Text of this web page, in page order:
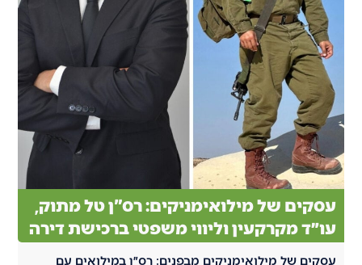
עסקים של מילואימניקים: רס"ן טל מתוק,
עו״ד מקרקעין וליווי משפטי ברכישת דירה
עסקים של מילואימניקים מבפנים: רס״ן במילואים עם